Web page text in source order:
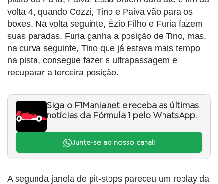
volta 4, quando Cozzi, Tino e Paiva vão para os
boxes. Na volta seguinte, Ézio Filho e Furia fazem
suas paradas. Furia ganha a posição de Tino, mas,
na curva seguinte, Tino que já estava mais tempo
na pista, consegue fazer a ultrapassagem e
recuparar a terceira posição.
Siga o F1Mania.net e receba as últimas
notícias da Fórmula 1 pelo WhatsApp.
Junte-se ao nosso canal!
A segunda janela de pit-stops pareceu um replay da